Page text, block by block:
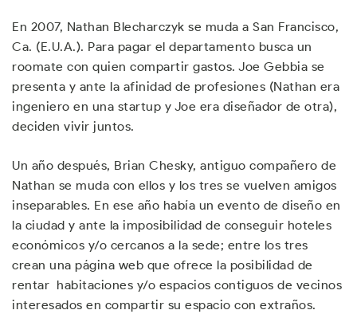
En 2007, Nathan Blecharczyk se muda a San Francisco,
Ca. (E.U.A.). Para pagar el departamento busca un
roomate con quien compartir gastos. Joe Gebbia se
presenta y ante la afinidad de profesiones (Nathan era
ingeniero en una startup y Joe era diseñador de otra),
deciden vivir juntos.
Un año después, Brian Chesky, antiguo compañero de
Nathan se muda con ellos y los tres se vuelven amigos
inseparables. En ese año había un evento de diseño en
la ciudad y ante la imposibilidad de conseguir hoteles
económicos y/o cercanos a la sede; entre los tres
crean una página web que ofrece la posibilidad de
rentar habitaciones y/o espacios contiguos de vecinos
interesados en compartir su espacio con extraños.